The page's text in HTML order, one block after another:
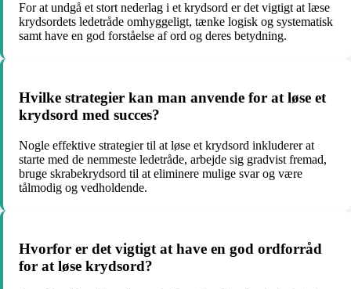
For at undgå et stort nederlag i et krydsord er det vigtigt at læse
krydsordets ledetråde omhyggeligt, tænke logisk og systematisk
samt have en god forståelse af ord og deres betydning.
Hvilke strategier kan man anvende for at løse et
krydsord med succes?
Nogle effektive strategier til at løse et krydsord inkluderer at
starte med de nemmeste ledetråde, arbejde sig gradvist fremad,
bruge skrabekrydsord til at eliminere mulige svar og være
tålmodig og vedholdende.
Hvorfor er det vigtigt at have en god ordforråd
for at løse krydsord?